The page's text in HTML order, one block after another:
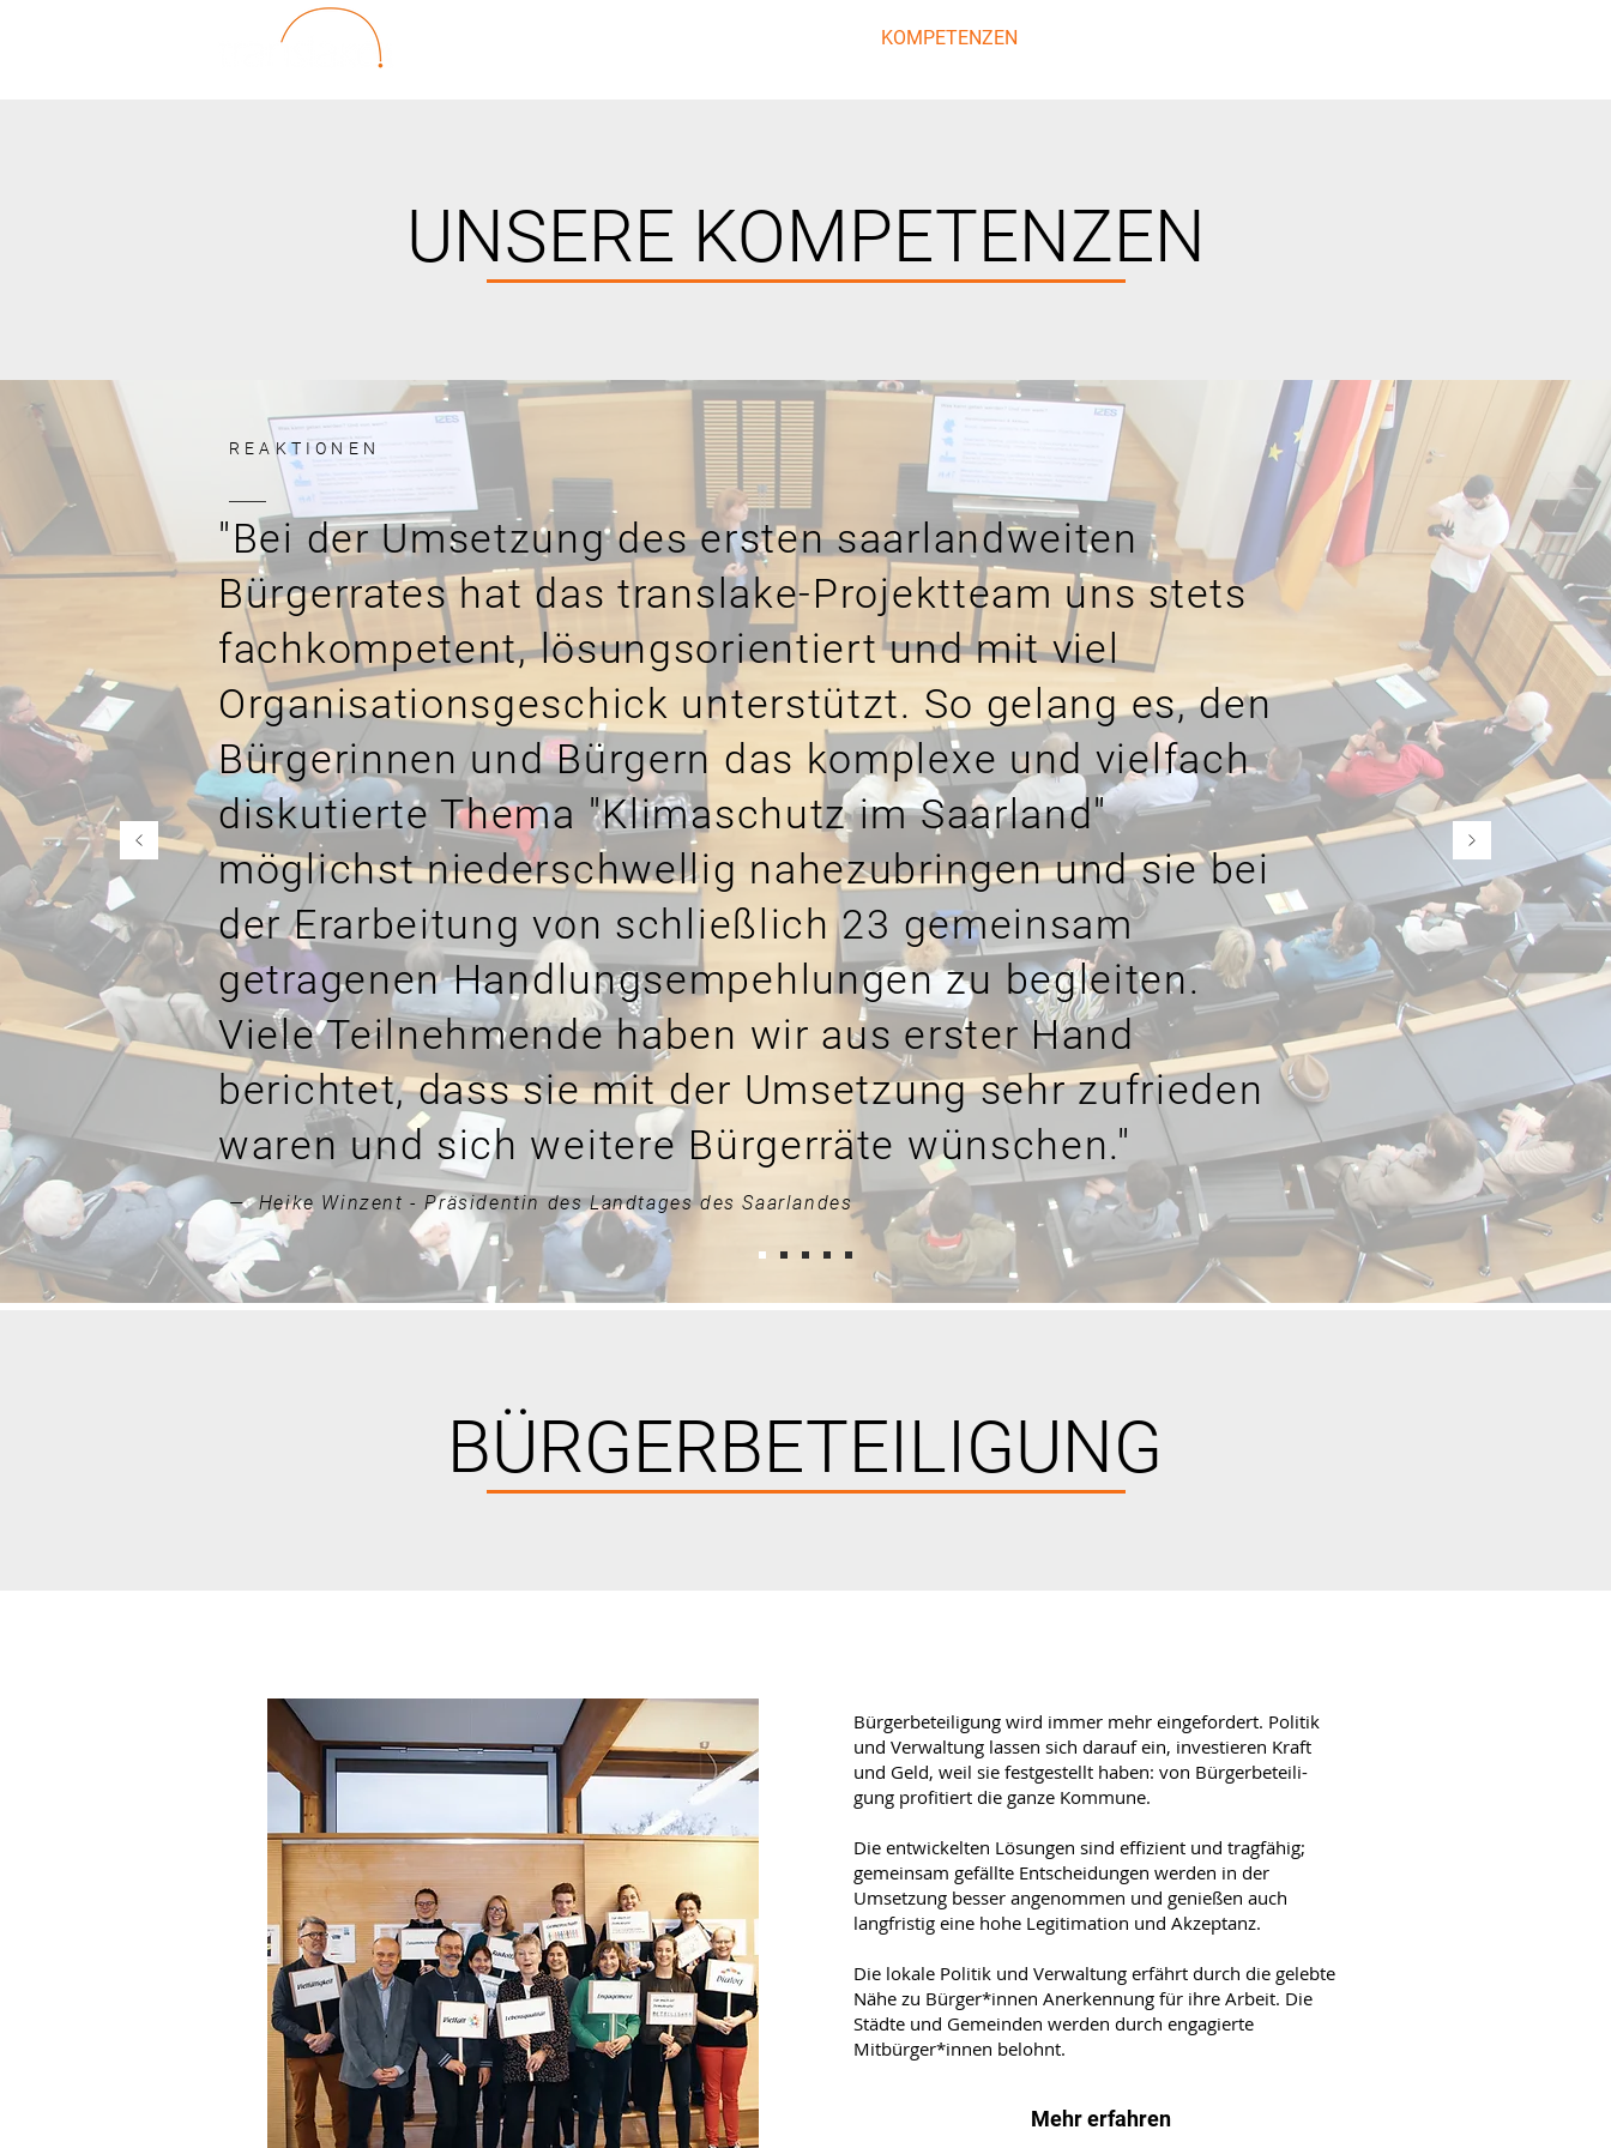
KOMPETENZEN
UNSERE KOMPETENZEN
REAKTIONEN
"Bei der Umsetzung des ersten saarlandweiten
Bürgerrates hat das translake-Projektteam uns stets
fachkompetent, lösungsorientiert und mit viel
Organisationsgeschick unterstützt. So gelang es, den
Bürgerinnen und Bürgern das komplexe und vielfach
diskutierte Thema "Klimaschutz im Saarland"
möglichst niederschwellig nahezubringen und sie bei
der Erarbeitung von schließlich 23 gemeinsam
getragenen Handlungsempehlungen zu begleiten.
Viele Teilnehmende haben wir aus erster Hand
berichtet, dass sie mit der Umsetzung sehr zufrieden
waren und sich weitere Bürgerräte wünschen."
— Heike Winzent - Präsidentin des Landtages des Saarlandes
BÜRGERBETEILIGUNG
Bürgerbeteiligung wird immer mehr eingefordert. Politik
und Verwaltung lassen sich darauf ein, investieren Kraft
und Geld, weil sie festgestellt haben: von Bürgerbeteili-
gung profitiert die ganze Kommune.
Die entwickelten Lösungen sind effizient und tragfähig;
gemeinsam gefällte Entscheidungen werden in der
Umsetzung besser angenommen und genießen auch
langfristig eine hohe Legitimation und Akzeptanz.
Die lokale Politik und Verwaltung erfährt durch die gelebte
Nähe zu Bürger*innen Anerkennung für ihre Arbeit. Die
Städte und Gemeinden werden durch engagierte
Mitbürger*innen belohnt.
Mehr erfahren